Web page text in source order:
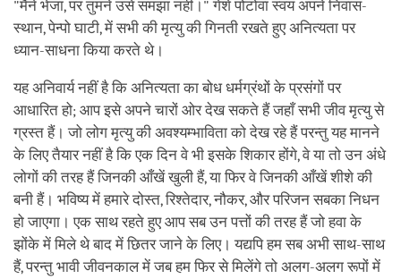
"मैंने भेजा, पर तुमने उसे समझा नहीं।" गेशे पोटोवा स्वयं अपने निवास-
स्थान, पेन्पो घाटी, में सभी की मृत्यु की गिनती रखते हुए अनित्यता पर
ध्यान-साधना किया करते थे।
यह अनिवार्य नहीं है कि अनित्यता का बोध धर्मग्रंथों के प्रसंगों पर
आधारित हो; आप इसे अपने चारों ओर देख सकते हैं जहाँ सभी जीव मृत्यु से
ग्रस्त हैं। जो लोग मृत्यु की अवश्यम्भाविता को देख रहे हैं परन्तु यह मानने
के लिए तैयार नहीं है कि एक दिन वे भी इसके शिकार होंगे, वे या तो उन अंधे
लोगों की तरह हैं जिनकी आँखें खुली हैं, या फिर वे जिनकी आँखें शीशे की
बनी हैं। भविष्य में हमारे दोस्त, रिश्तेदार, नौकर, और परिजन सबका निधन
हो जाएगा। एक साथ रहते हुए आप सब उन पत्तों की तरह हैं जो हवा के
झोंके में मिले थे बाद में छितर जाने के लिए। यद्यपि हम सब अभी साथ-साथ
हैं, परन्तु भावी जीवनकाल में जब हम फिर से मिलेंगे तो अलग-अलग रूपों में